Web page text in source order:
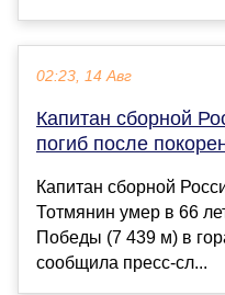
02:23, 14 Авг
Капитан сборной
погиб после
Капитан сборной
Тотмянин умер в 66
Победы (7 439 м) в
сообщила пресс-сл...